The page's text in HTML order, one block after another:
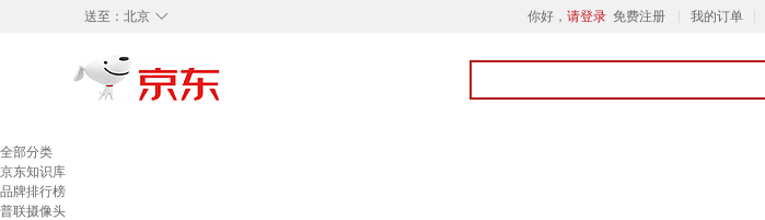
◇
送至： 北京 你好， 请登录 免费注册 我的订单
全部分类
京东知识库
品牌排行榜
普联摄像头